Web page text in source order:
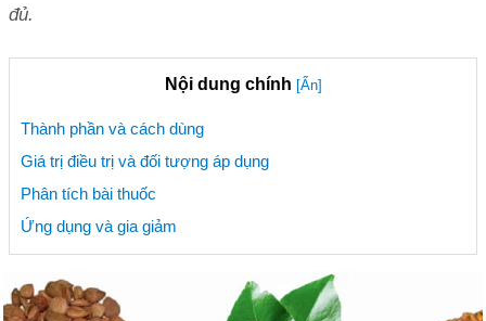
đủ.
Nội dung chính [Ẩn]
Thành phần và cách dùng
Giá trị điều trị và đối tượng áp dụng
Phân tích bài thuốc
Ứng dụng và gia giảm